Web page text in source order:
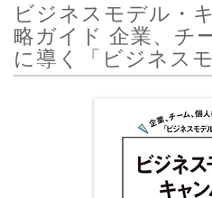
ビジネスモデル・
略ガイド 企業、チ
に導く「ビジネス